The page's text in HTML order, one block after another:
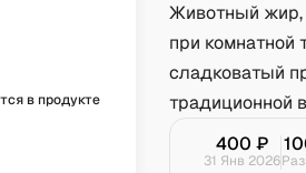
в продукте
Животный жир,
при комнатной
сладковатый
традиционной
400 ₽
31 Янв 2026